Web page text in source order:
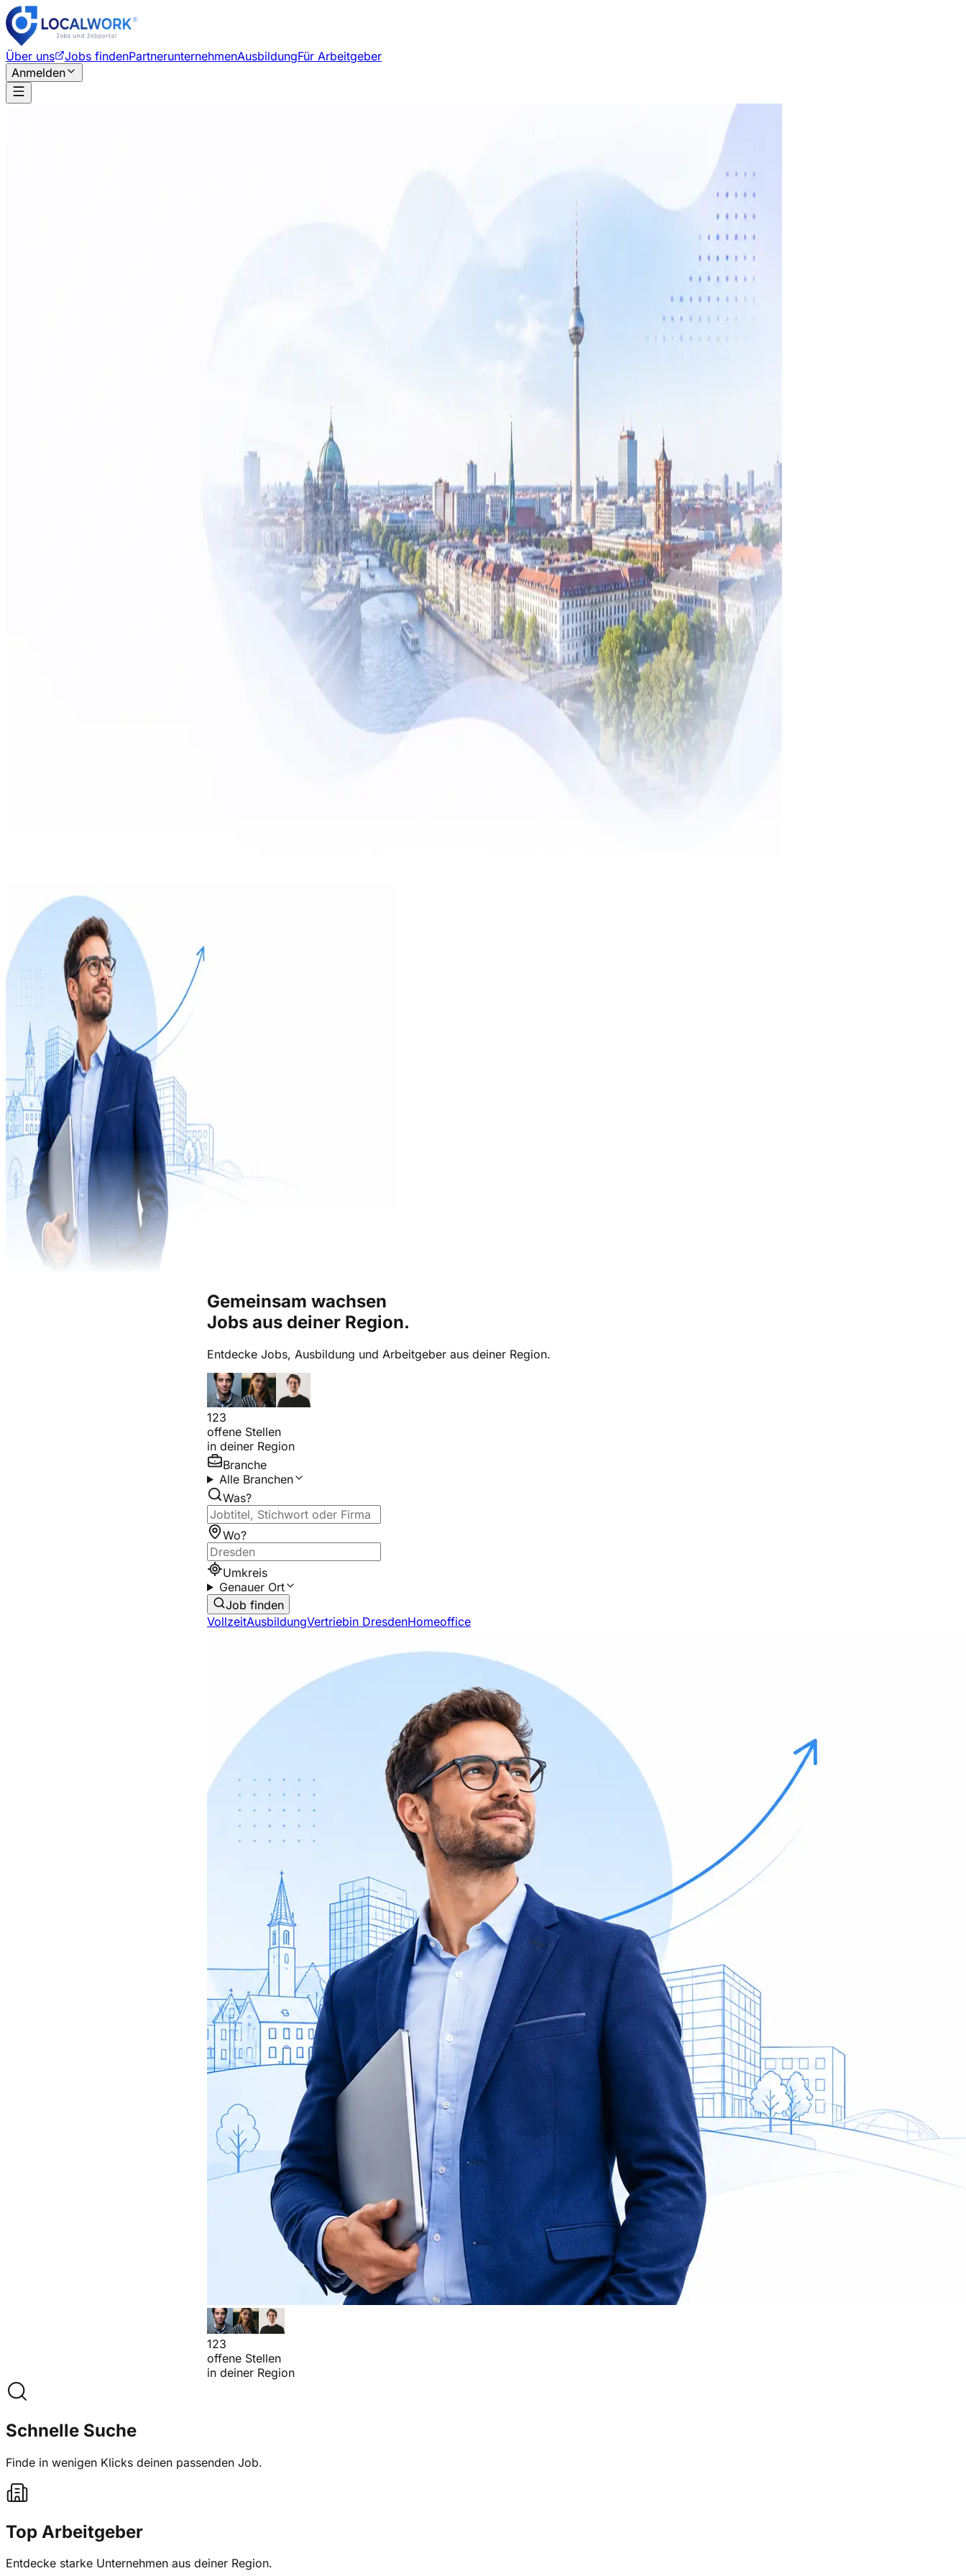
Über uns Jobs findenPartnerunternehmenAusbildungFür Arbeitgeber
Anmelden
Gemeinsam wachsen
Jobs aus deiner Region.
Entdecke Jobs, Ausbildung und Arbeitgeber aus deiner Region.
123
offene Stellen
in deiner Region
Branche
Alle Branchen
Was?
Wo?
Umkreis
Genauer Ort
Job finden
VollzeitAusbildungVertriebin DresdenHomeoffice
123
offene Stellen
in deiner Region
Schnelle Suche
Finde in wenigen Klicks deinen passenden Job.
Top Arbeitgeber
Entdecke starke Unternehmen aus deiner Region.